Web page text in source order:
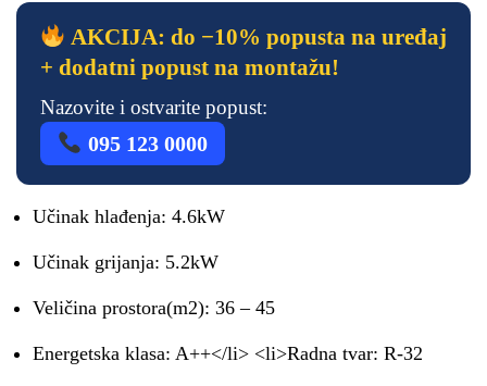
AKCIJA: do −10% popusta na uređaj
+ dodatni popust na montažu!
Nazovite i ostvarite popust:
095 123 0000
Učinak hlađenja: 4.6kW
Učinak grijanja: 5.2kW
Veličina prostora(m2): 36 – 45
Energetska klasa: A++</li> <li>Radna tvar: R-32